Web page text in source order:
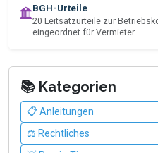
BGH-Urteile
20 Leitsatzurteile zur
eingeordnet für Vermieter.
📚 Kategorien
📋 Anleitungen
⚖️ Rechtliches